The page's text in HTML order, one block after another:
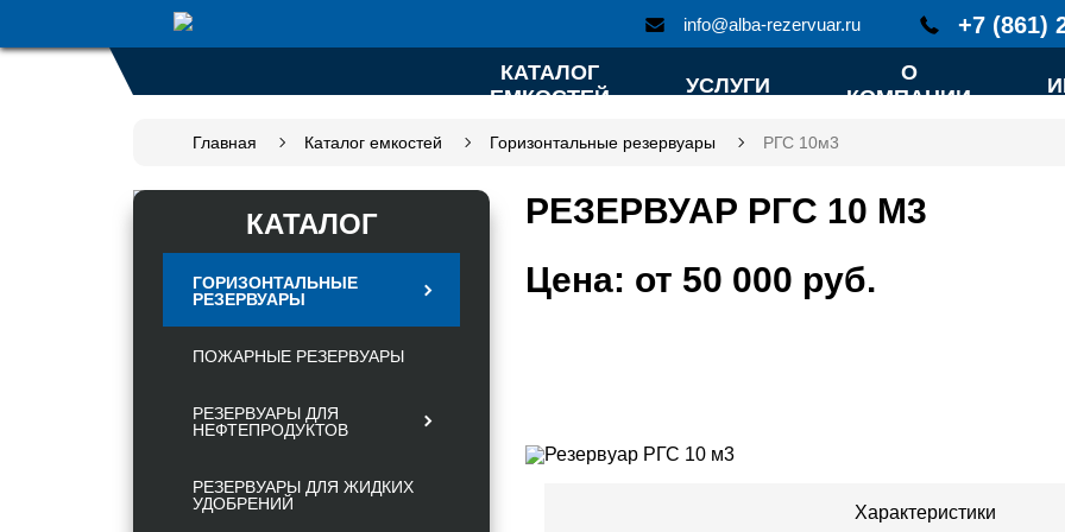
КАТАЛОГ
ЕМКОСТЕЙ
УСЛУГИ
О
КОМПАНИИ
info@alba-rezervuar.ru +7 (861)
Главная Каталог емкостей Горизонтальные резервуары РГС 10м3
КАТАЛОГ
ГОРИЗОНТАЛЬНЫЕ
РЕЗЕРВУАРЫ
ПОЖАРНЫЕ РЕЗЕРВУАРЫ
РЕЗЕРВУАРЫ ДЛЯ
НЕФТЕПРОДУКТОВ
РЕЗЕРВУАРЫ ДЛЯ ЖИДКИХ
УДОБРЕНИЙ
РЕЗЕРВУАР РГС 10 М3
Цена: от 50 000 руб.
Характеристики